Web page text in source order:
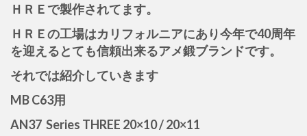
ＨＲＥで製作されてます。
ＨＲＥの工場はカリフォルニアにあり今年で40周年
を迎えるとても信頼出来るアメ鍛ブランドです。
それでは紹介していきます
MB C63用
AN37 Series THREE 20×10 / 20×11